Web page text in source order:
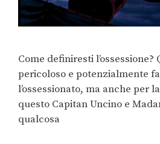
Come definiresti l’ossessione?
pericoloso e potenzialmente
l’ossessionato, ma anche per
questo Capitan Uncino e
qualcosa